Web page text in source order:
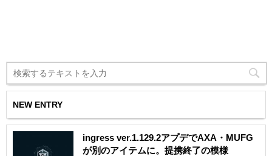
NEW ENTRY
ingress ver.1.129.2アプデでAXA・MUFG
が別のアイテムに。提携終了の模様